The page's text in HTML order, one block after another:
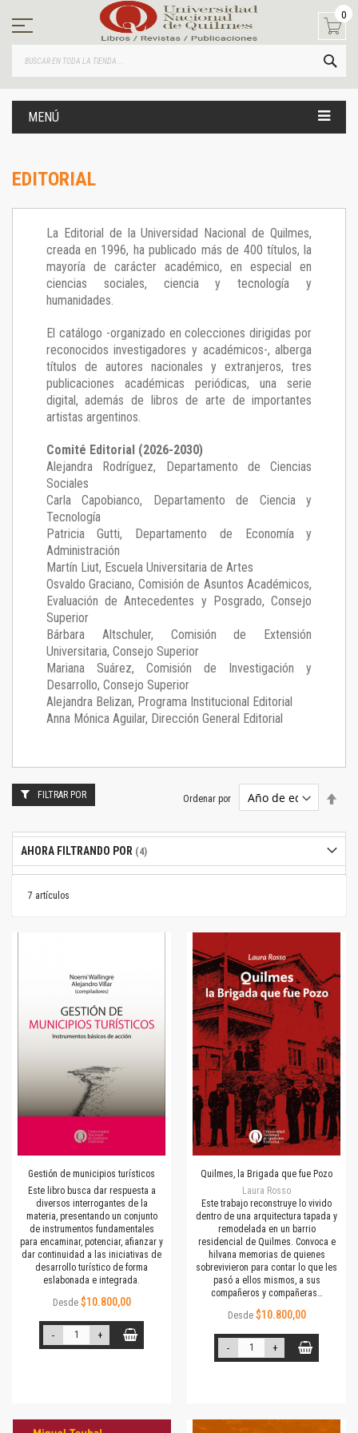
contenido
0
MENÚ
EDITORIAL
La Editorial de la Universidad Nacional de Quilmes,
creada en 1996, ha publicado más de 400 títulos, la
mayoría de carácter académico, en especial en
ciencias sociales, ciencia y tecnología y
humanidades.
El catálogo -organizado en colecciones dirigidas por
reconocidos investigadores y académicos-, alberga
títulos de autores nacionales y extranjeros, tres
publicaciones académicas periódicas, una serie
digital, además de libros de arte de importantes
artistas argentinos.
Comité Editorial (2026-2030)
Alejandra Rodríguez, Departamento de Ciencias
Sociales
Carla Capobianco, Departamento de Ciencia y
Tecnología
Patricia Gutti, Departamento de Economía y
Administración
Martín Liut, Escuela Universitaria de Artes
Osvaldo Graciano, Comisión de Asuntos Académicos,
Evaluación de Antecedentes y Posgrado, Consejo
Superior
Bárbara Altschuler, Comisión de Extensión
Universitaria, Consejo Superior
Mariana Suárez, Comisión de Investigación y
Desarrollo, Consejo Superior
Alejandra Belizan, Programa Institucional Editorial
Anna Mónica Aguilar, Dirección General Editorial
7 artículos
Ordenar por
Gestión de municipios turísticos
Este libro busca dar respuesta a
diversos interrogantes de la
materia, presentando un conjunto
de instrumentos fundamentales
para encaminar, potenciar, afianzar y
dar continuidad a las iniciativas de
desarrollo turístico de forma
eslabonada e integrada.
Desde $10.800,00
- +
Quilmes, la Brigada que fue Pozo
Laura Rosso
Este trabajo reconstruye lo vivido
dentro de una arquitectura tapada y
remodelada en un barrio
residencial de Quilmes. Convoca e
hilvana memorias de quienes
sobrevivieron para contar lo que les
pasó a ellos mismos, a sus
compañeros y compañeras…
Desde $10.800,00
- +
FILTRAR POR
AHORA FILTRANDO POR